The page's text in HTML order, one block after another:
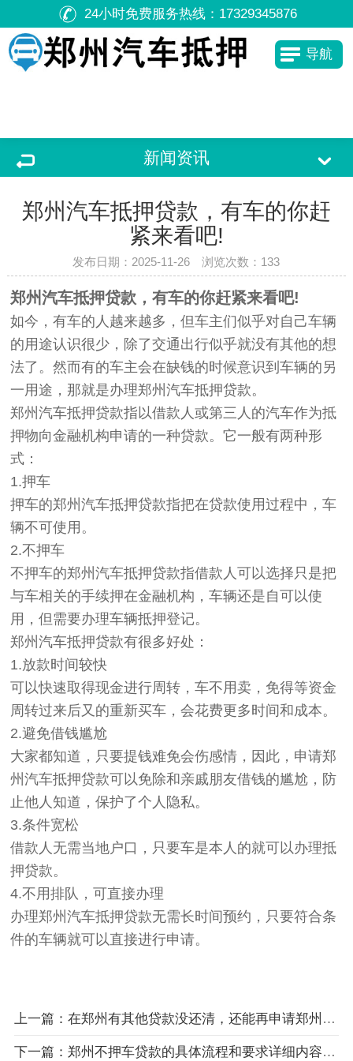
24小时免费服务热线： 17329345876
导航
新闻资讯
郑州汽车抵押贷款，有车的你赶
紧来看吧!
发布日期：2025-11-26 浏览次数： 133
郑州汽车抵押贷款，有车的你赶紧来看吧!
如今，有车的人越来越多，但车主们似乎对自己车辆
的用途认识很少，除了交通出行似乎就没有其他的想
法了。然而有的车主会在缺钱的时候意识到车辆的另
一用途，那就是办理郑州汽车抵押贷款。
郑州汽车抵押贷款指以借款人或第三人的汽车作为抵
押物向金融机构申请的一种贷款。它一般有两种形
式：
1.押车
押车的郑州汽车抵押贷款指把在贷款使用过程中，车
辆不可使用。
2.不押车
不押车的郑州汽车抵押贷款指借款人可以选择只是把
与车相关的手续押在金融机构，车辆还是自可以使
用，但需要办理车辆抵押登记。
郑州汽车抵押贷款有很多好处：
1.放款时间较快
可以快速取得现金进行周转，车不用卖，免得等资金
周转过来后又的重新买车，会花费更多时间和成本。
2.避免借钱尴尬
大家都知道，只要提钱难免会伤感情，因此，申请郑
州汽车抵押贷款可以免除和亲戚朋友借钱的尴尬，防
止他人知道，保护了个人隐私。
3.条件宽松
借款人无需当地户口，只要车是本人的就可以办理抵
押贷款。
4.不用排队，可直接办理
办理郑州汽车抵押贷款无需长时间预约，只要符合条
件的车辆就可以直接进行申请。
上一篇：在郑州有其他贷款没还清，还能再申请郑州汽车抵押贷款吗?
下一篇：郑州不押车贷款的具体流程和要求详细内容解析